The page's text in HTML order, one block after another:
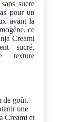
sucre
pour un
avant la
ce
Creami
sucré,
texture
de goût.
une
Creami et